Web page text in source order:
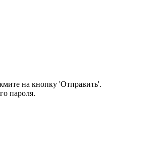
на кнопку 'Отправить'.
пароля.